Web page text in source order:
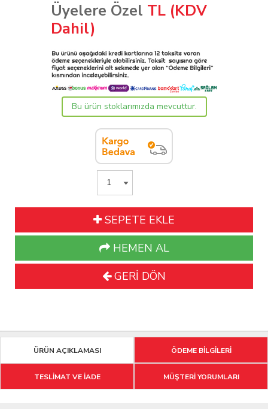
Üyelere Özel TL (KDV
Dahil)
Bu ürün stoklarımızda mevcuttur.
SEPETE EKLE
HEMEN AL
GERİ DÖN
ÜRÜN AÇIKLAMASI ÖDEME BİLGİLERİ
TESLİMAT VE İADE MÜŞTERİ YORUMLARI